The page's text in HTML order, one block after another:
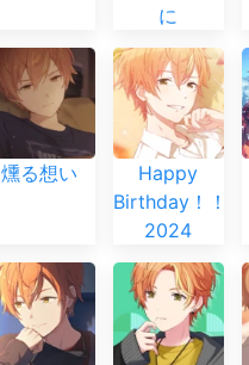
に
燻る想い
Happy
Birthday！！
2024